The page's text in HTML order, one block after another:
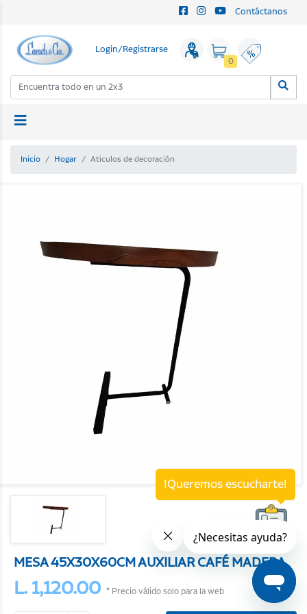
Contáctanos
Login/Registrarse
0
Inicio Hogar Aticulos de decoración
MESA 45X30X60CM AUXILIAR CAFÉ MADERA
L. 1,120.00 * Precio válido solo para la web
!Queremos escucharte!